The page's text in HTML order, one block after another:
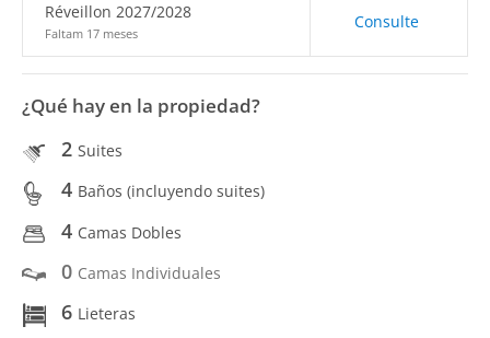
Réveillon 2027/2028
Faltam 17 meses
Consulte
¿Qué hay en la propiedad?
2 Suites
4 Baños (incluyendo suites)
4 Camas Dobles
0 Camas Individuales
6 Lieteras